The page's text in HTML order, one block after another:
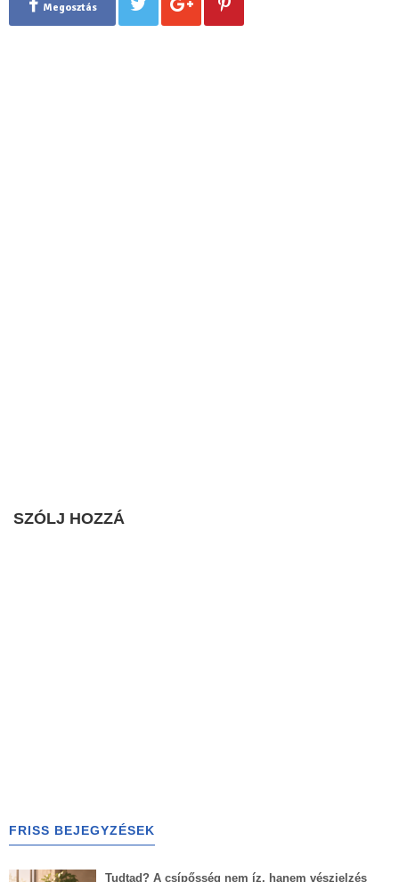
Megosztás
SZÓLJ HOZZÁ
FRISS BEJEGYZÉSEK
Tudtad? A csípősség nem íz, hanem vészjelzés